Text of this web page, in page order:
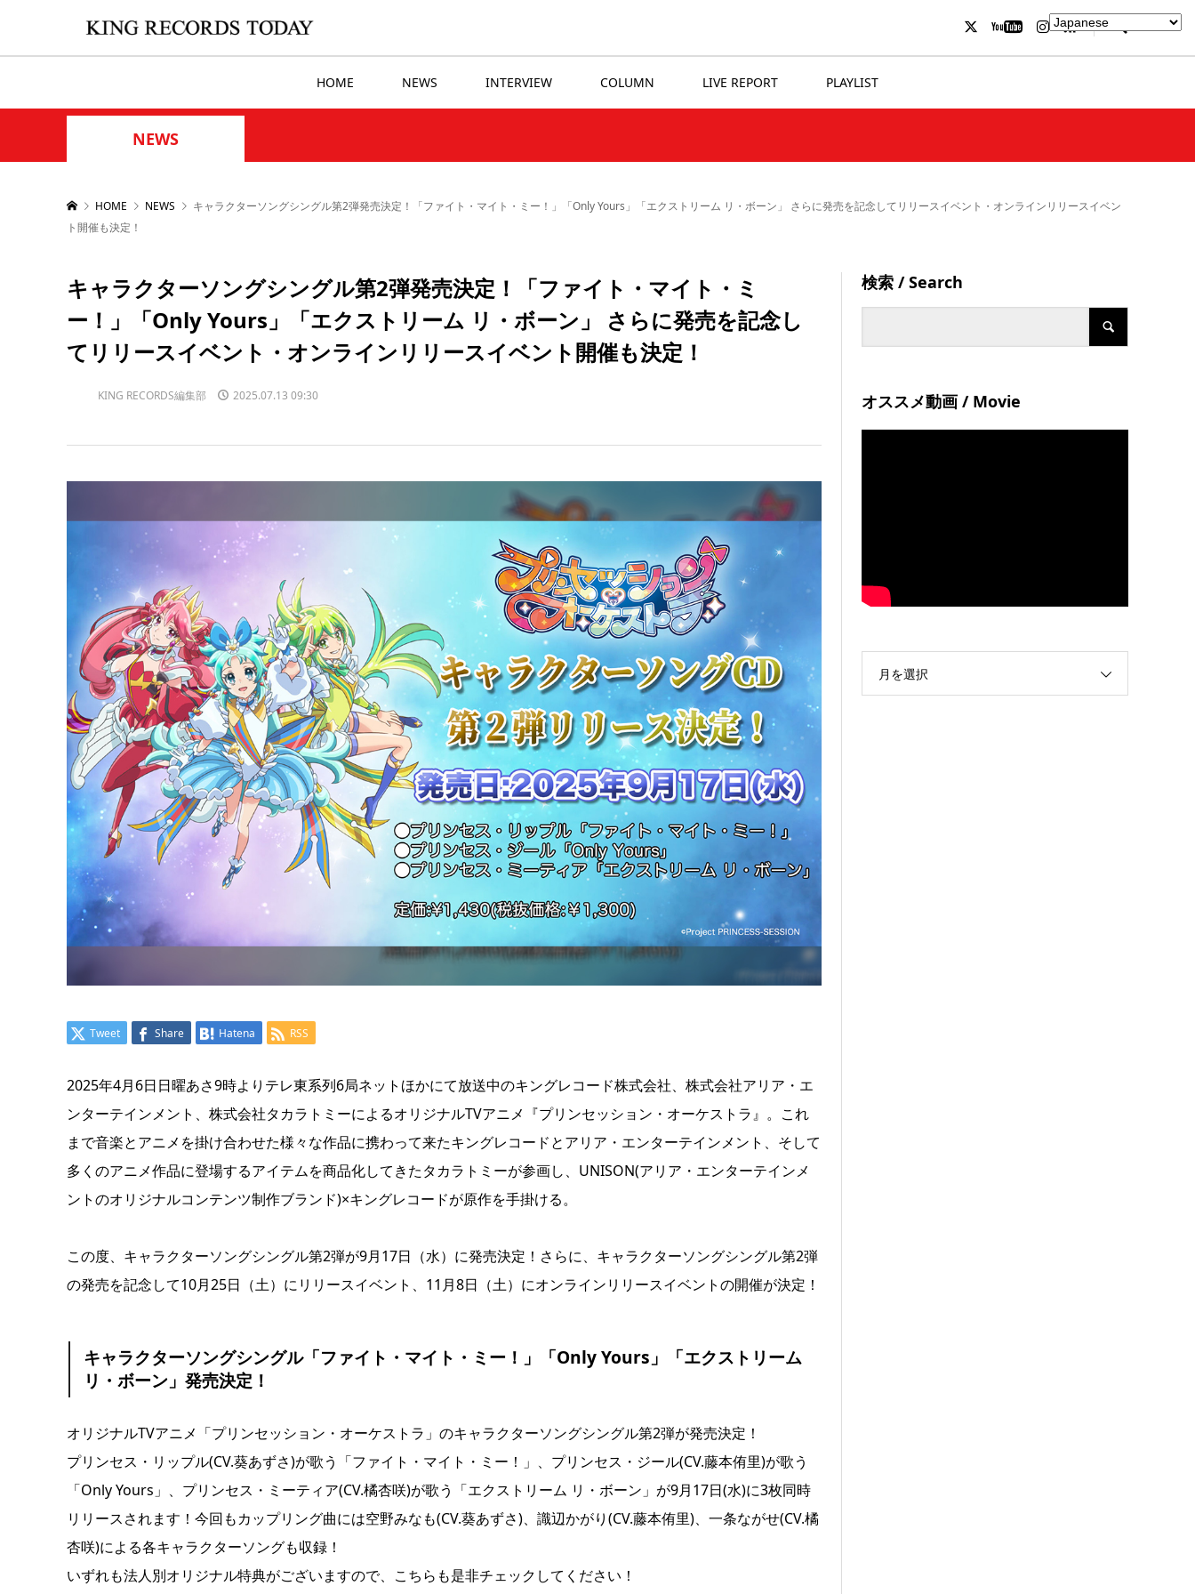
HOME NEWS INTERVIEW COLUMN LIVE REPORT PLAYLIST
NEWS
HOME NEWS
キャラクターソングシングル第2弾発売決定！「ファイト・マイト・ミー！」「Only Yours」「エクストリーム リ・ボーン」 さらに発売を記念してリリースイベント・オンラインリリースイベン
ト開催も決定！
キャラクターソングシングル第2弾発売決定！「ファイト・マイト・ミ
ー！」「Only Yours」「エクストリーム リ・ボーン」 さらに発売を記念し
てリリースイベント・オンラインリリースイベント開催も決定！
KING RECORDS編集部 2025.07.13 09:30
Tweet Share Hatena RSS
2025年4月6日日曜あさ9時よりテレ東系列6局ネットほかにて放送中のキングレコード株式会社、株式会社アリア・エ
ンターテインメント、株式会社タカラトミーによるオリジナルTVアニメ『プリンセッション・オーケストラ』。これ
まで音楽とアニメを掛け合わせた様々な作品に携わって来たキングレコードとアリア・エンターテインメント、そして
多くのアニメ作品に登場するアイテムを商品化してきたタカラトミーが参画し、UNISON(アリア・エンターテインメ
ントのオリジナルコンテンツ制作ブランド)×キングレコードが原作を手掛ける。
この度、キャラクターソングシングル第2弾が9月17日（水）に発売決定！さらに、キャラクターソングシングル第2弾
の発売を記念して10月25日（土）にリリースイベント、11月8日（土）にオンラインリリースイベントの開催が決定！
キャラクターソングシングル「ファイト・マイト・ミー！」「Only Yours」「エクストリーム
リ・ボーン」発売決定！
オリジナルTVアニメ「プリンセッション・オーケストラ」のキャラクターソングシングル第2弾が発売決定！
プリンセス・リップル(CV.葵あずさ)が歌う「ファイト・マイト・ミー！」、プリンセス・ジール(CV.藤本侑里)が歌う
「Only Yours」、プリンセス・ミーティア(CV.橘杏咲)が歌う「エクストリーム リ・ボーン」が9月17日(水)に3枚同時
リリースされます！今回もカップリング曲には空野みなも(CV.葵あずさ)、識辺かがり(CV.藤本侑里)、一条ながせ(CV.橘
杏咲)による各キャラクターソングも収録！
いずれも法人別オリジナル特典がございますので、こちらも是非チェックしてください！
検索 / Search
オススメ動画 / Movie
月を選択